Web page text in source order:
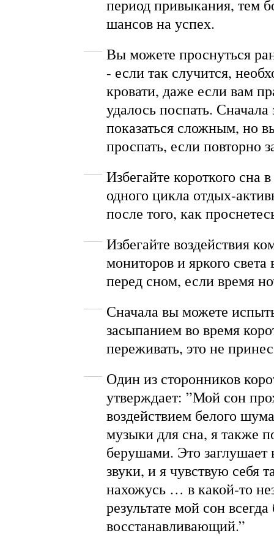
период привыкания, тем
шансов на успех.
Вы можете проснуться
- если так случится,
кровати, даже если вам
удалось поспать.
показаться сложным, но
проспать, если повторно
Избегайте короткого сна
одного цикла отдых-
после того, как
Избегайте воздействия
мониторов и яркого
перед сном, если время
Сначала вы можете
засыпанием во время
переживать, это не
Один из сторонников
утверждает: ”Мой сон
воздействием белого
музыки для сна, я также
берушами. Это
звуки, и я чувствую себя
нахожусь … в какой-то
результате мой сон
восстанавливающий.”